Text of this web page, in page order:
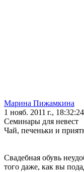
Марина Пижамкина
1 нояб. 2011 г., 18:32:24
Семинары для невест
Чай, печеньки и
Свадебная обувь
того даже, как вы